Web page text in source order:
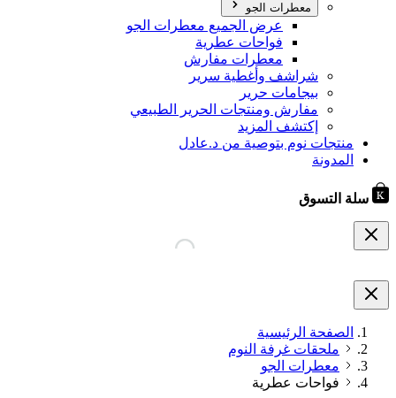
معطرات الجو
عرض الجميع معطرات الجو
فواحات عطرية
معطرات مفارش
شراشف وأغطية سرير
بيجامات حرير
مفارش ومنتجات الحرير الطبيعي
إكتشف المزيد
منتجات نوم بتوصية من د.عادل
المدونة
سلة التسوق
الصفحة الرئيسية
ملحقات غرفة النوم
معطرات الجو
فواحات عطرية